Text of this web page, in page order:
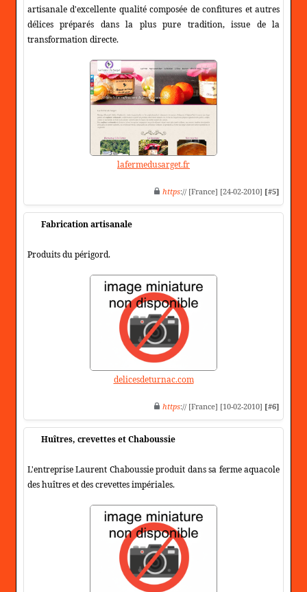
artisanale d'excellente qualité composée de confitures et autres
délices préparés dans la plus pure tradition, issue de la
transformation directe.
lafermedusarget.fr
https:// [France] [24-02-2010] [#5]
Fabrication artisanale
Produits du périgord.
delicesdeturnac.com
https:// [France] [10-02-2010] [#6]
Huîtres, crevettes et Chaboussie
L'entreprise Laurent Chaboussie produit dans sa ferme aquacole
des huîtres et des crevettes impériales.